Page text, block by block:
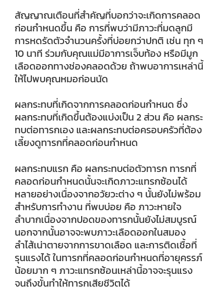
สัญญาณเตือนที่สำคัญที่บอกว่าจะเกิดการคลอด
ก่อนกำหนดขึ้น คือ การที่พบว่ามีภาวะที่มดลูกมี
การหดรัดตัวจำนวนครั้งที่บ่อยกว่าปกติ เช่น ทุก ๆ
10 นาที ร่วมกับคุณแม่มีอาการเจ็บท้อง หรือมีมูก
เลือดออกทางช่องคลอดด้วย ถ้าพบอาการเหล่านี้
ให้ไปพบคุณหมอก่อนนัด
ผลกระทบที่เกิดจากการคลอดก่อนกำหนด ซึ่ง
ผลกระทบที่เกิดขึ้นต้องแบ่งเป็น 2 ส่วน คือ ผลกระ
ทบต่อทารกเอง และผลกระทบต่อครอบครัวที่ต้อง
เลี้ยงดูทารกที่คลอดก่อนกำหนด
ผลกระทบแรก คือ ผลกระทบต่อตัวทารก ทารกที่
คลอดก่อนกำหนดนั้นจะเกิดภาวะแทรกซ้อนได้
หลายอย่างเนื่องจากอวัยวะต่าง ๆ นั้นยังไม่พร้อม
สำหรับการทำงาน ที่พบบ่อย คือ ภาวะหายใจ
ลำบากเนื่องจากปอดของทารกนั้นยังไม่สมบูรณ์
นอกจากนั้นอาจจะพบภาวะเลือดออกในสมอง
ลำไส้เน่าตายจากการขาดเลือด และการติดเชื้อที่
รุนแรงได้ ในทารกที่คลอดก่อนกำหนดที่อายุครรภ์
น้อยมาก ๆ ภาวะแทรกซ้อนเหล่านี้อาจจะรุนแรง
จนถึงขั้นทำให้ทารกเสียชีวิตได้